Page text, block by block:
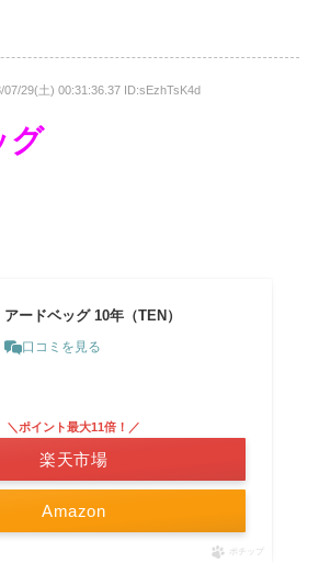
07/29(土) 00:31:36.37 ID:sEzhTsK4d
グ
アードベッグ 10年（TEN）
口コミを見る
Amazon
＼ポイント最大11倍！／
楽天市場
ポチップ